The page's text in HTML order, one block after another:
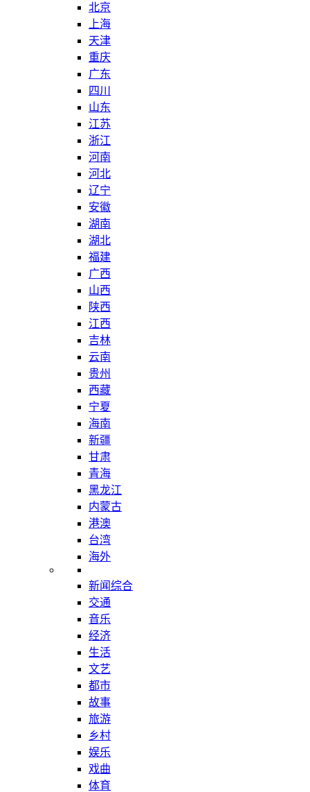
北京
上海
天津
重庆
广东
四川
山东
江苏
浙江
河南
河北
辽宁
安徽
湖南
湖北
福建
广西
山西
陕西
江西
吉林
云南
贵州
西藏
宁夏
海南
新疆
甘肃
青海
黑龙江
内蒙古
港澳
台湾
海外
新闻综合
交通
音乐
经济
生活
文艺
都市
故事
旅游
乡村
娱乐
戏曲
体育